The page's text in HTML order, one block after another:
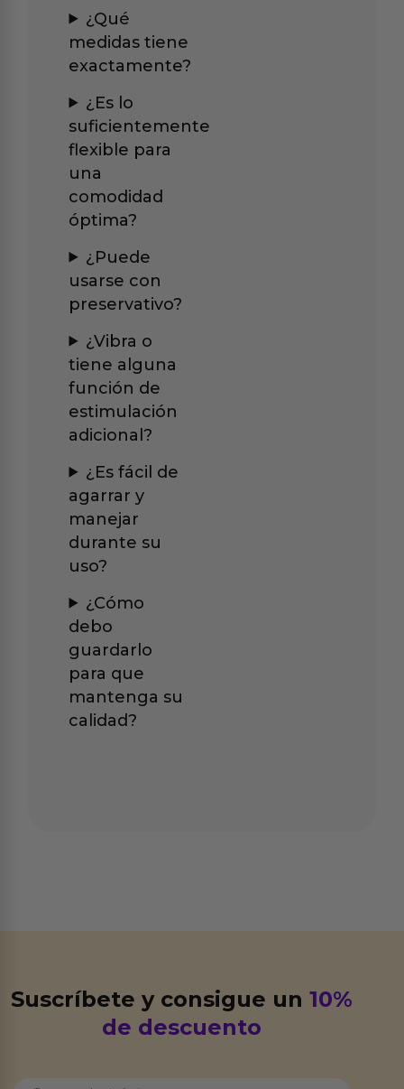
¿Qué
medidas tiene
exactamente?
¿Es lo
suficientemente
flexible para
una
comodidad
óptima?
¿Puede
usarse con
preservativo?
¿Vibra o
tiene alguna
función de
estimulación
adicional?
¿Es fácil de
agarrar y
manejar
durante su
uso?
¿Cómo
debo
guardarlo
para que
mantenga su
calidad?
Suscríbete y consigue un10%
de descuento